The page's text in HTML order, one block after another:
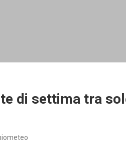
di settima tra